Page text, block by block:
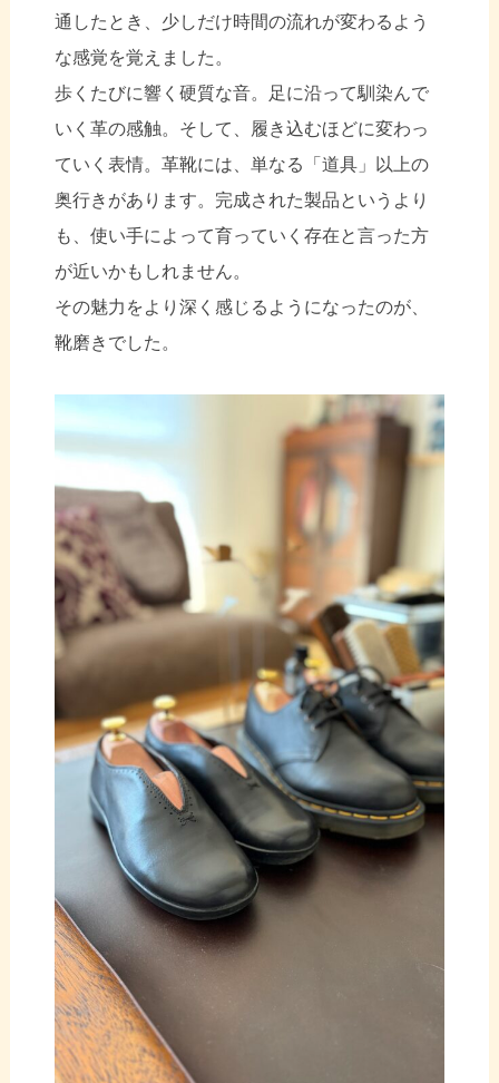
通したとき、少しだけ時間の流れが変わるよう
な感覚を覚えました。
歩くたびに響く硬質な音。足に沿って馴染んで
いく革の感触。そして、履き込むほどに変わっ
ていく表情。革靴には、単なる「道具」以上の
奥行きがあります。完成された製品というより
も、使い手によって育っていく存在と言った方
が近いかもしれません。
その魅力をより深く感じるようになったのが、
靴磨きでした。